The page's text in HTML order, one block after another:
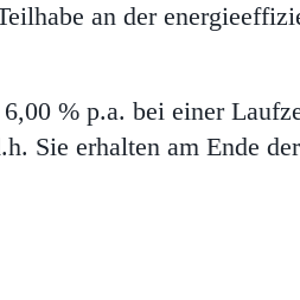
an der
% p.a. bei einer
Sie erhalten am Ende